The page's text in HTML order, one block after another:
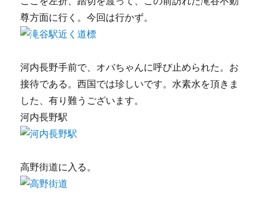
尊方面に行く。今回は行かず。
河内長野手前で、オバちゃんに呼び止められた。お
接待である。西国では珍しいです。水素水を頂きま
した、有り難うございます。
河内長野駅
高野街道に入る。